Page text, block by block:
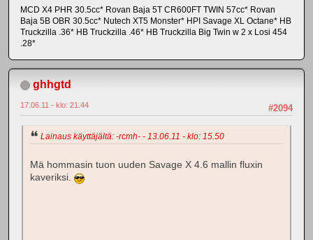
MCD X4 PHR 30.5cc* Rovan Baja 5T CR600FT TWIN 57cc* Rovan
Baja 5B OBR 30.5cc* Nutech XT5 Monster* HPI Savage XL Octane* HB
Truckzilla .36* HB Truckzilla .46* HB Truckzilla Big Twin w 2 x Losi 454
.28*
ghhgtd
#2094
17.06.11 - klo: 21.44
Lainaus käyttäjältä: -rcmh- - 13.06.11 - klo: 15.50
Mä hommasin tuon uuden Savage X 4.6 mallin fluxin
kaveriksi.